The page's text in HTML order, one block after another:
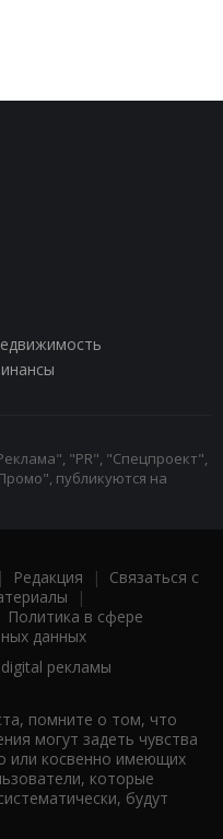
"PR", "Спецпроект",
публикуются на
Редакция | Связаться с
|
Политика в сфере
данных
рекламы
помните о том, что
могут задеть чувства
или косвенно имеющих
которые
будут